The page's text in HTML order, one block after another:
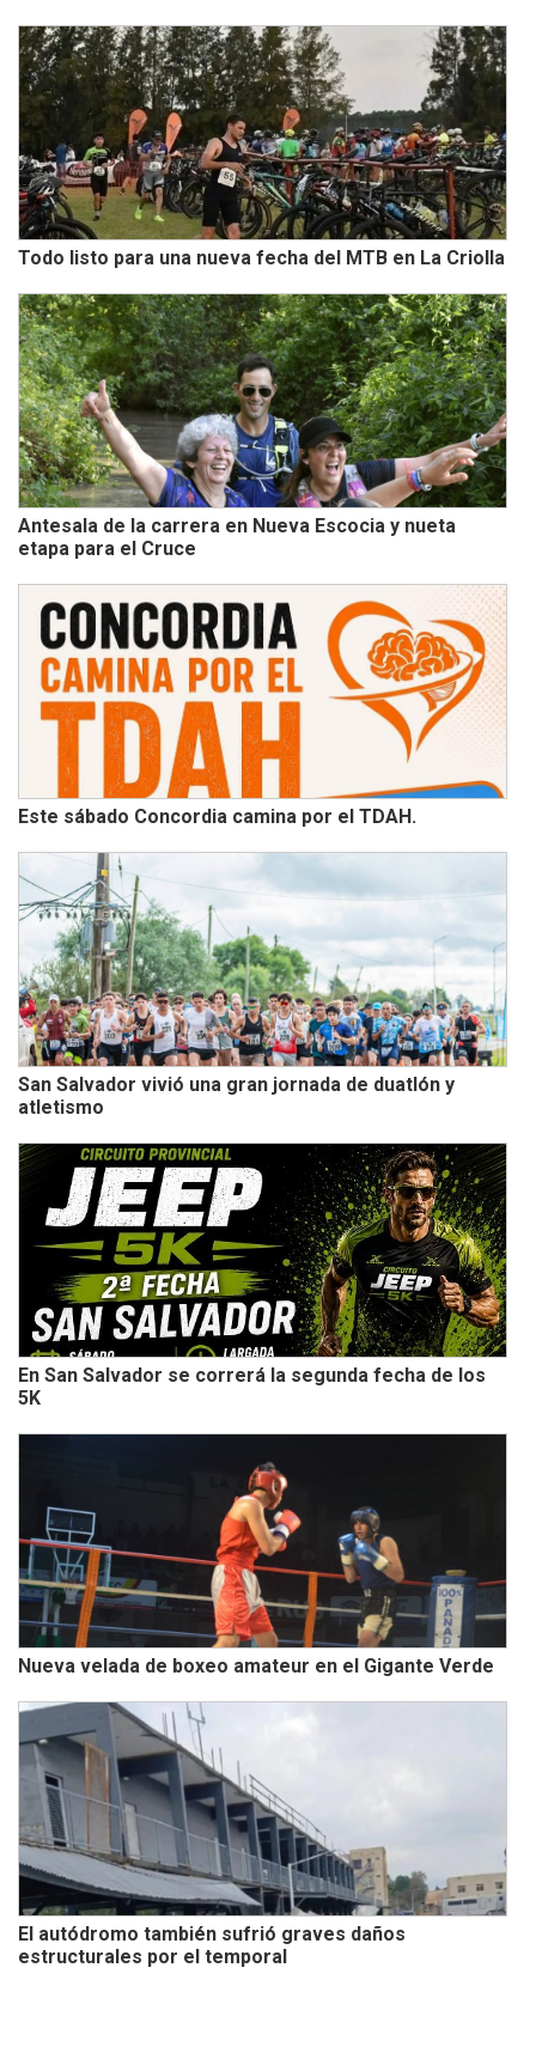
Todo listo para una nueva fecha del MTB en La Criolla
Antesala de la carrera en Nueva Escocia y nueta
etapa para el Cruce
Este sábado Concordia camina por el TDAH.
San Salvador vivió una gran jornada de duatlón y
atletismo
En San Salvador se correrá la segunda fecha de los
5K
Nueva velada de boxeo amateur en el Gigante Verde
El autódromo también sufrió graves daños
estructurales por el temporal